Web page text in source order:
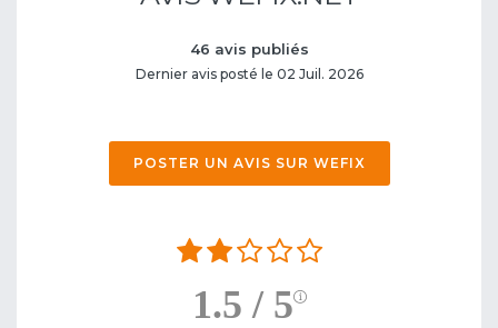
46 avis publiés
Dernier avis posté le 02 Juil. 2026
POSTER UN AVIS SUR WEFIX
1.5 / 5